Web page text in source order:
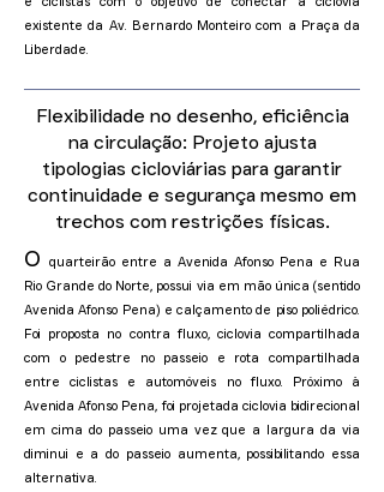
existente da Av. Bernardo Monteiro com a Praça da
Liberdade.
Flexibilidade no desenho, eficiência
na circulação: Projeto ajusta
tipologias cicloviárias para garantir
continuidade e segurança mesmo em
trechos com restrições físicas.
O quarteirão entre a Avenida Afonso Pena e Rua
Rio Grande do Norte, possui via em mão única (sentido
Avenida Afonso Pena) e calçamento de piso poliédrico.
Foi proposta no contra fluxo, ciclovia compartilhada
com o pedestre no passeio e rota compartilhada
entre ciclistas e automóveis no fluxo. Próximo à
Avenida Afonso Pena, foi projetada ciclovia bidirecional
em cima do passeio uma vez que a largura da via
diminui e a do passeio aumenta, possibilitando essa
alternativa.